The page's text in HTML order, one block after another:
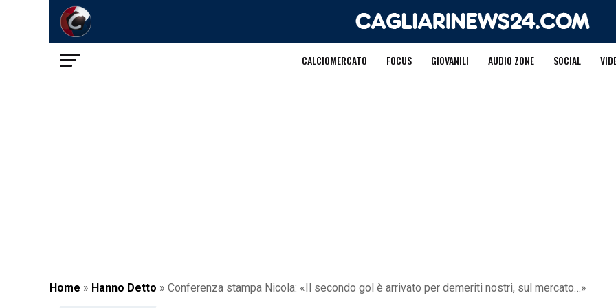
CALCIOMERCATO FOCUS GIOVANILI AUDIO ZONE SOCIAL
Home » Hanno Detto » Conferenza stampa Nicola: «Il secondo gol è arrivato per demeriti nostri, sul mercato…»